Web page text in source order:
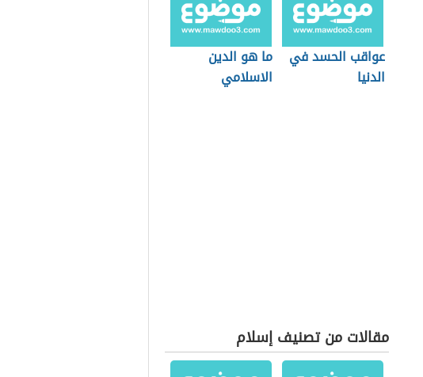
عواقب الحسد في
الدنيا
ما هو الدين
الاسلامي
مقالات من تصنيف إسلام